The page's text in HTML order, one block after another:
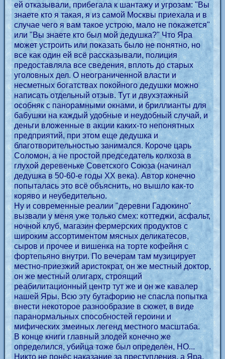
ей отказывали, прибегала к шантажу и угрозам: "Вы
знаете кто я такая, я из самой Москвы приехала и в
случае чего я вам такое устрою, мало не покажется"
или "Вы знаете кто был мой дедушка?" Что Яра
может устроить или показать было не понятно, но
все как один ей всё рассказывали, полиция
предоставляла все сведения, вплоть до старых
уголовных дел. О неограниченной власти и
несметных богатствах покойного дедушки можно
написать отдельный отзыв. Тут и двухэтажный
особняк с панорамными окнами, и бриллианты для
бабушки на каждый удобные и неудобный случай, и
деньги вложенные в акции каких-то непонятных
предприятий, при этом еще дедушка и
благотворительностью занимался. Короче царь
Соломон, а не простой председатель колхоза в
глухой деревеньке Советского Союза (начинал
дедушка в 50-60-е годы ХХ века). Автор конечно
попыталась это всё объяснить, но вышло как-то
коряво и неубедительно.
Ну и современные реалии "деревни Гадюкино"
вызвали у меня уже только смех: коттеджи, асфальт,
ночной клуб, магазин фермерских продуктов с
широким ассортиментом мясных деликатесов,
сыров и прочее и вишенка на торте кофейня с
фортепьяно внутри. По вечерам там музицирует
местно-приезжий аристократ, он же местный доктор,
он же местный олигарх, строящий
реабилитационный центр тут же и он же кавалер
нашей Яры. Всю эту бутафорию не спасла попытка
внести некоторое разнообразие в сюжет, в виде
паранормальных способностей героини и
мифических змеиных легенд местного масштаба.
В конце книги главный злодей конечно же
определился, убийца тоже был определён, НО...
Никто не понёс наказание за преступления, а Яра,